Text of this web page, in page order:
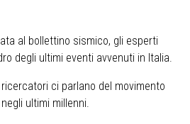
al bollettino sismico, gli esperti
degli ultimi eventi avvenuti in Italia.
ci parlano del movimento
ultimi millenni.